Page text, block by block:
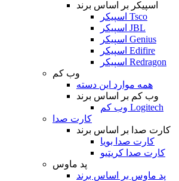
اسپیکر بر اساس برند
اسپیکر Tsco
اسپیکر JBL
اسپیکر Genius
اسپیکر Edifire
اسپیکر Redragon
وب کم
همه موارد این دسته
وب کم بر اساس برند
وب کم Logitech
کارت صدا
کارت صدا بر اساس برند
کارت صدا بویا
کارت صدا کریتیو
پد ماوس
پد ماوس بر اساس برند